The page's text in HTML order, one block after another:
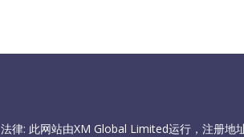
法律: 此网站由XM Global Limited运行，注册地